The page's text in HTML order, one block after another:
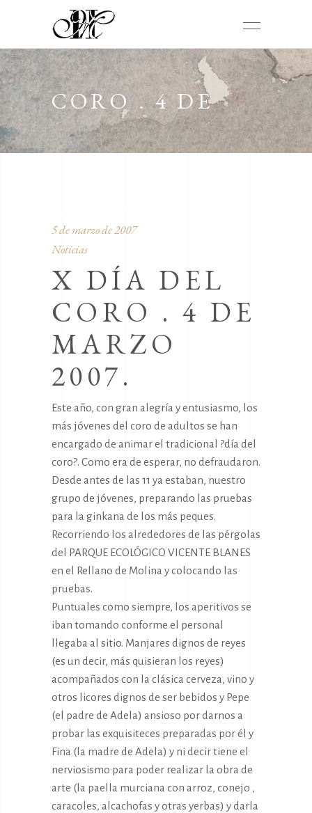
CORO . 4 DE
5 de marzo de 2007
Noticias
X DÍA DEL
CORO . 4 DE
MARZO
2007.
Este año, con gran alegría y entusiasmo, los
más jóvenes del coro de adultos se han
encargado de animar el tradicional ?día del
coro?. Como era de esperar, no defraudaron.
Desde antes de las 11 ya estaban, nuestro
grupo de jóvenes, preparando las pruebas
para la ginkana de los más peques.
Recorriendo los alrededores de las pérgolas
del PARQUE ECOLÓGICO VICENTE BLANES
en el Rellano de Molina y colocando las
pruebas.
Puntuales como siempre, los aperitivos se
iban tomando conforme el personal
llegaba al sitio. Manjares dignos de reyes
(es un decir, más quisieran los reyes)
acompañados con la clásica cerveza, vino y
otros licores dignos de ser bebidos y Pepe
(el padre de Adela) ansioso por darnos a
probar las exquisiteces preparadas por él y
Fina (la madre de Adela) y ni decir tiene el
nerviosismo para poder realizar la obra de
arte (la paella murciana con arroz, conejo ,
caracoles, alcachofas y otras yerbas) y darla